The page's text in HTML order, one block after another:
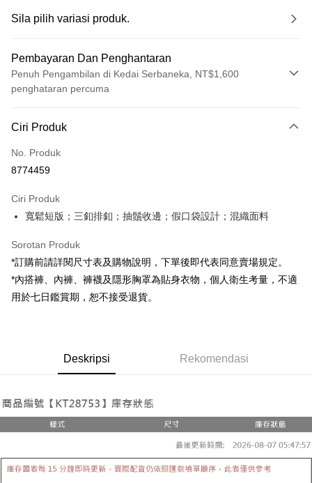
Sila pilih variasi produk.
Pembayaran Dan Penghantaran
Penuh Pengambilan di Kedai Serbaneka, NT$1,600
penghataran percuma
Kad Kredit (Bayaran Penuh)
Pengambilan di Kedai Serbaneka
Apple Pay
Google Pay
OP Pay Later
Deskripsi
pengguna Taiwan Mobile tanpa memerlukan permohonan tambahan.
Later selepas pesanan dibuat. Anda perlu mengesahkan nombor telefon
mudah alih anda, memilih bilangan ansuran, dan menetapkan tarikh
akhir pembayaran. Transaksi akan dianggap selesai setelah pembayaran
Had kredit yang diluluskan, tempoh ansuran yang tersedia, dan yuran
Pertama, Mengenai Perkhidmatan AFTEE Beli Sekarang Bayar Kemudian
1. Dengan memilih AFTEE sebagai kaedah pembayaran, mesej
2. Anda boleh meneruskan pembayaran selepas pengesahan SMS.
dihantar ke alamat yang ditetapkan.
manakala ahli aplikasi akan menerima pemberitahuan tolak aplikasi
AFTEE.
Pemindahan ATM
Pilihan Penghantaran
全家取貨付款
NT$60/pesanan | Penghantaran percuma untuk pesanan
NT$1,800 atau lebih
Ciri Produk
No. Produk
8774459
Ciri Produk
寬鬆短版；三釦排釦；抽鬚收邊；假口袋設計；混織面料
Sorotan Produk
*訂購前請詳閱尺寸表及購物說明，下單後即代表同意賣場規定。
*內搭褲、內褲、褲襪及隱形胸罩為貼身衣物，個人衛生考量，不適
用於七日鑑賞期，恕不接受退貨。
Deskripsi Rekomendasi